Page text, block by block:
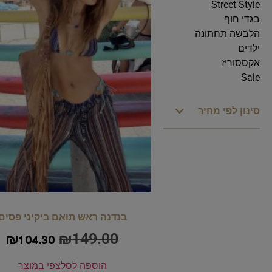
Street Style
בגדי חוף
הלבשה תחתונה
ילדים
אקססוריז
Sale
סינון לפי מחיר
בנדנה ראש תואם ביקיני
₪149.00
₪104.30
הוספה לסלצפי במוצר